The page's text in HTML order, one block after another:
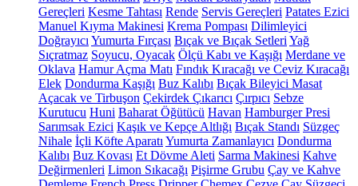
Gereçleri Kesme Tahtası Rende Servis Gereçleri Patates Ezici
Manuel Kıyma Makinesi Krema Pompası Dilimleyici
Doğrayıcı Yumurta Fırçası Bıçak ve Bıçak Setleri Yağ
Sıçratmaz Soyucu, Oyacak Ölçü Kabı ve Kaşığı Merdane ve
Oklava Hamur Açma Matı Fındık Kıracağı ve Ceviz Kıracağı
Elek Dondurma Kaşığı Buz Kalıbı Bıçak Bileyici Masat
Açacak ve Tirbuşon Çekirdek Çıkarıcı Çırpıcı Sebze
Kurutucu Huni Baharat Öğütücü Havan Hamburger Presi
Sarımsak Ezici Kaşık ve Kepçe Altlığı Bıçak Standı Süzgeç
Nihale İçli Köfte Aparatı Yumurta Zamanlayıcı Dondurma
Kalıbı Buz Kovası Et Dövme Aleti Sarma Makinesi Kahve
Değirmenleri Limon Sıkacağı Pişirme Grubu Çay ve Kahve